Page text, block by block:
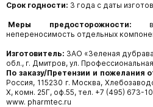
Срок годности: 3 года с даты
Меры предосторожности:
непереносимость отдельных
Изготовитель: ЗАО «Зеленая
обл., г. Дмитров, ул.
По заказу/Претензии и пожелания
Россия, 115230 г. Москва,
Х, комн. 25Г, оф.55, тел. +7 (495) 673-
www. pharmtec.ru